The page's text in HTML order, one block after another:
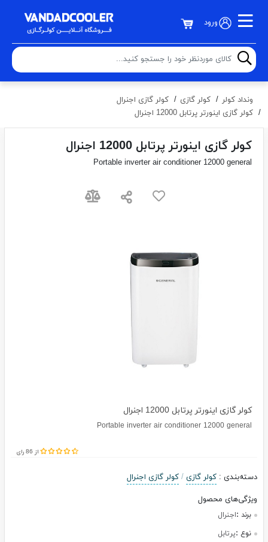
ورود
ونداد کولر کولر گازی
کولر گازی اجنرال
کولر گازی اینورتر پرتابل 12000 اجنرال
کولر گازی اینورتر پرتابل 12000 اجنرال
Portable inverter air conditioner 12000 general
کولر گازی اینورتر پرتابل 12000 اجنرال
Portable inverter air conditioner 12000 general
از 86 رای
دسته‌بندی: کولر گازی / کولر گازی اجنرال
ویژگی‌های محصول
برند :اجنرال
نوع :پرتابل